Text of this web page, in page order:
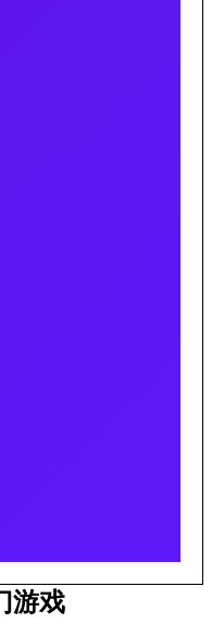
游戏